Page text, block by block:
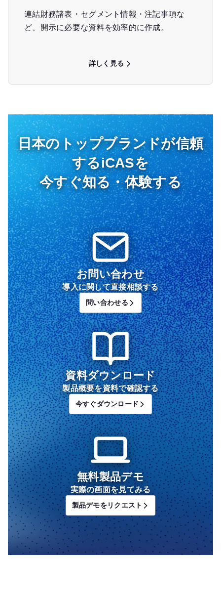
連結財務諸表・セグメント情報・注記事項な
ど、開示に必要な資料を効率的に作成。
詳しく見る
日本のトップブランドが信頼
するiCASを
今すぐ知る・体験する
お問い合わせ
導入に関して直接相談する
問い合わせる
資料ダウンロード
製品概要を資料で確認する
今すぐダウンロード
無料製品デモ
実際の画面を見てみる
製品デモをリクエスト